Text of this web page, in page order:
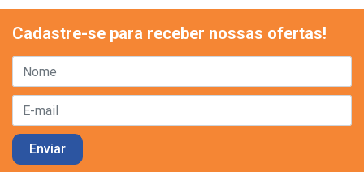
Cadastre-se para receber nossas ofertas!